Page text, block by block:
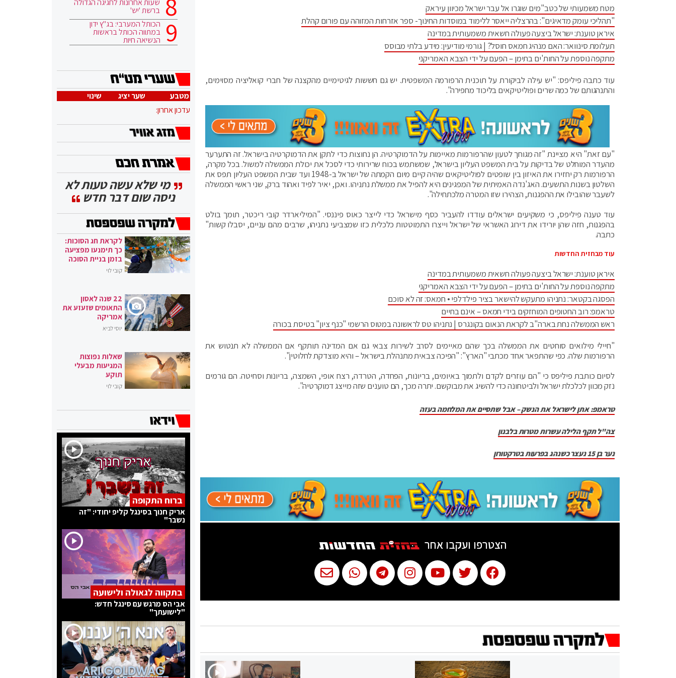
מטח משמעותי של כטב"מים שוגרו אל עבר ישראל מכיוון עיראק
"תהליכי עומק מדאיגים": בהרצליה ייאסר ללימוד במוסדות החינוך- ספר אזרחות המזוהה עם פורום קהלת
איראן טוענת: ישראל ביצעה פעולה חשאית משמעותית במדינה
תעלומת סינוואר: האם מנהיג חמאס חוסל? | גורמי מודיעין: מידע בלתי מבוסס
מתקפה נוספת על החות'ים בתימן – הפעם על ידי הצבא האמריקני
עוד כתבה פיליפס: "יש עילה לביקורת על תוכנית הרפורמה המשפטית. יש גם חששות לגיטימיים מהקצנה של חברי קואליציה מסוימים,
והתנהגותם של כמה שרים ופוליטיקאים בליכוד מחפירה".
"עם זאת" היא מציינת "זה מגוחך לטעון שהרפורמות מאיימות על הדמוקרטיה. הן נחוצות כדי לתקן את הדמוקרטיה בישראל. זה התערער
מהעדר המוחלט של בדיקות על בית המשפט העליון בישראל, שמשתמש בכוח שרירותי כדי לסכל את יכולת הממשלה למשול. בכל מקרה,
הרפורמות רק יחזירו את האיזון בין שופטים לפוליטיקאים שהיה קיים מיום הקמתה של ישראל ב-1948 ועד שבית המשפט העליון תפס את
השלטון בשנות התשעים. האג'נדה האמיתית של המפגינים היא להפיל את ממשלת נתניהו. ואכן, יאיר לפיד ואהוד ברק, שני ראשי הממשלה
לשעבר שהובילו את ההפגנות, הצהירו שזו המטרה מלכתחילה".
עוד טענה פיליפס, כי משקיעים ישראלים עודדו להעביר כסף מישראל כדי לייצר כאוס פיננסי. "המיליארדר קובי ריכטר, תומך בולט
בהפגנות, חזה שהן יורידו את דירוג האשראי של ישראל וייצרו התמוטטות כלכלית כזו שמצביעי נתניהו, שרבים מהם עניים, יסבלו קשות"
כתבה.
עוד מבחזית החדשות
איראן טוענת: ישראל ביצעה פעולה חשאית משמעותית במדינה
מתקפה נוספת על החות'ים בתימן – הפעם על ידי הצבא האמריקני
הפסגה בקטאר: נתניהו מתעקש להישאר בציר פילדלפי • חמאס: זה לא סוכם
טראמפ: רוב החטופים המוחזקים בידי חמאס – אינם בחיים
ראש הממשלה נחת בארה"ב לקראת הנאום בקונגרס | נתניהו טס לראשונה במטוס הרשמי "כנף ציון" בטיסת בכורה
"חיילי מילואים סוחטים את הממשלה בכך שהם מאיימים לסרב לשירות צבאי גם אם המדינה תותקף אם הממשלה לא תנטוש את
הרפורמות שלה. כפי שהתפאר אחד מכתבי "הארץ": "הפיכה צבאית מתנהלת בישראל – והיא מוצדקת לחלוטין".
לסיום כותבת פיליפס כי "הם עוזרים לקדם ולתמוך באיומים, בריונות, הפחדה, הטרדה, רצח אופי, השמצה, בריונות וסחיטה. הם גורמים
נזק מכוון לכלכלת ישראל ולביטחונה כדי להשיג את מבוקשם. יתרה מכך, הם טוענים שזה מייצג דמוקרטיה".
טראמפ: אתן לישראל את הנשק – אבל שתסיים את המלחמה בעזה
צה"ל תקף הלילה עשרות מטרות בלבנון
נער בן 15 נעצר כשנהג בפרעות בטרקטורון
הצטרפו ועקבו אחר
שעות אחרונות לחגיגה הגדולה
ברשת 'יש'
הכותל המערבי: בג"ץ ידון
במתווה הכותל בראשות
הנשיאה חיות
מטבע שער יציג
שינוי
עדכון אחרון:
מי שלא עשה טעות לא
ניסה שום דבר חדש
לקראת חג הסוכות:
כך תימנעו מפציעה
בזמן בניית הסוכה
קובי לוי
22 שנה לאסון
התאומים שזעזע את
אמריקה
יוסי לביא
שאלות נפוצות
המגיעות מבעלי
תוקע
קובי לוי
ברוח התקופה
אריק חנוך בסינגל קליפ יחודי: "זה
נשבר"
בתקווה לגאולה ולישועה
אבי הס מרגש עם סינגל חדש:
"לישועתך"